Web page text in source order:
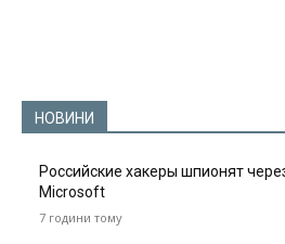
НОВИНИ
Российские хакеры шпионят
Microsoft
7 години тому